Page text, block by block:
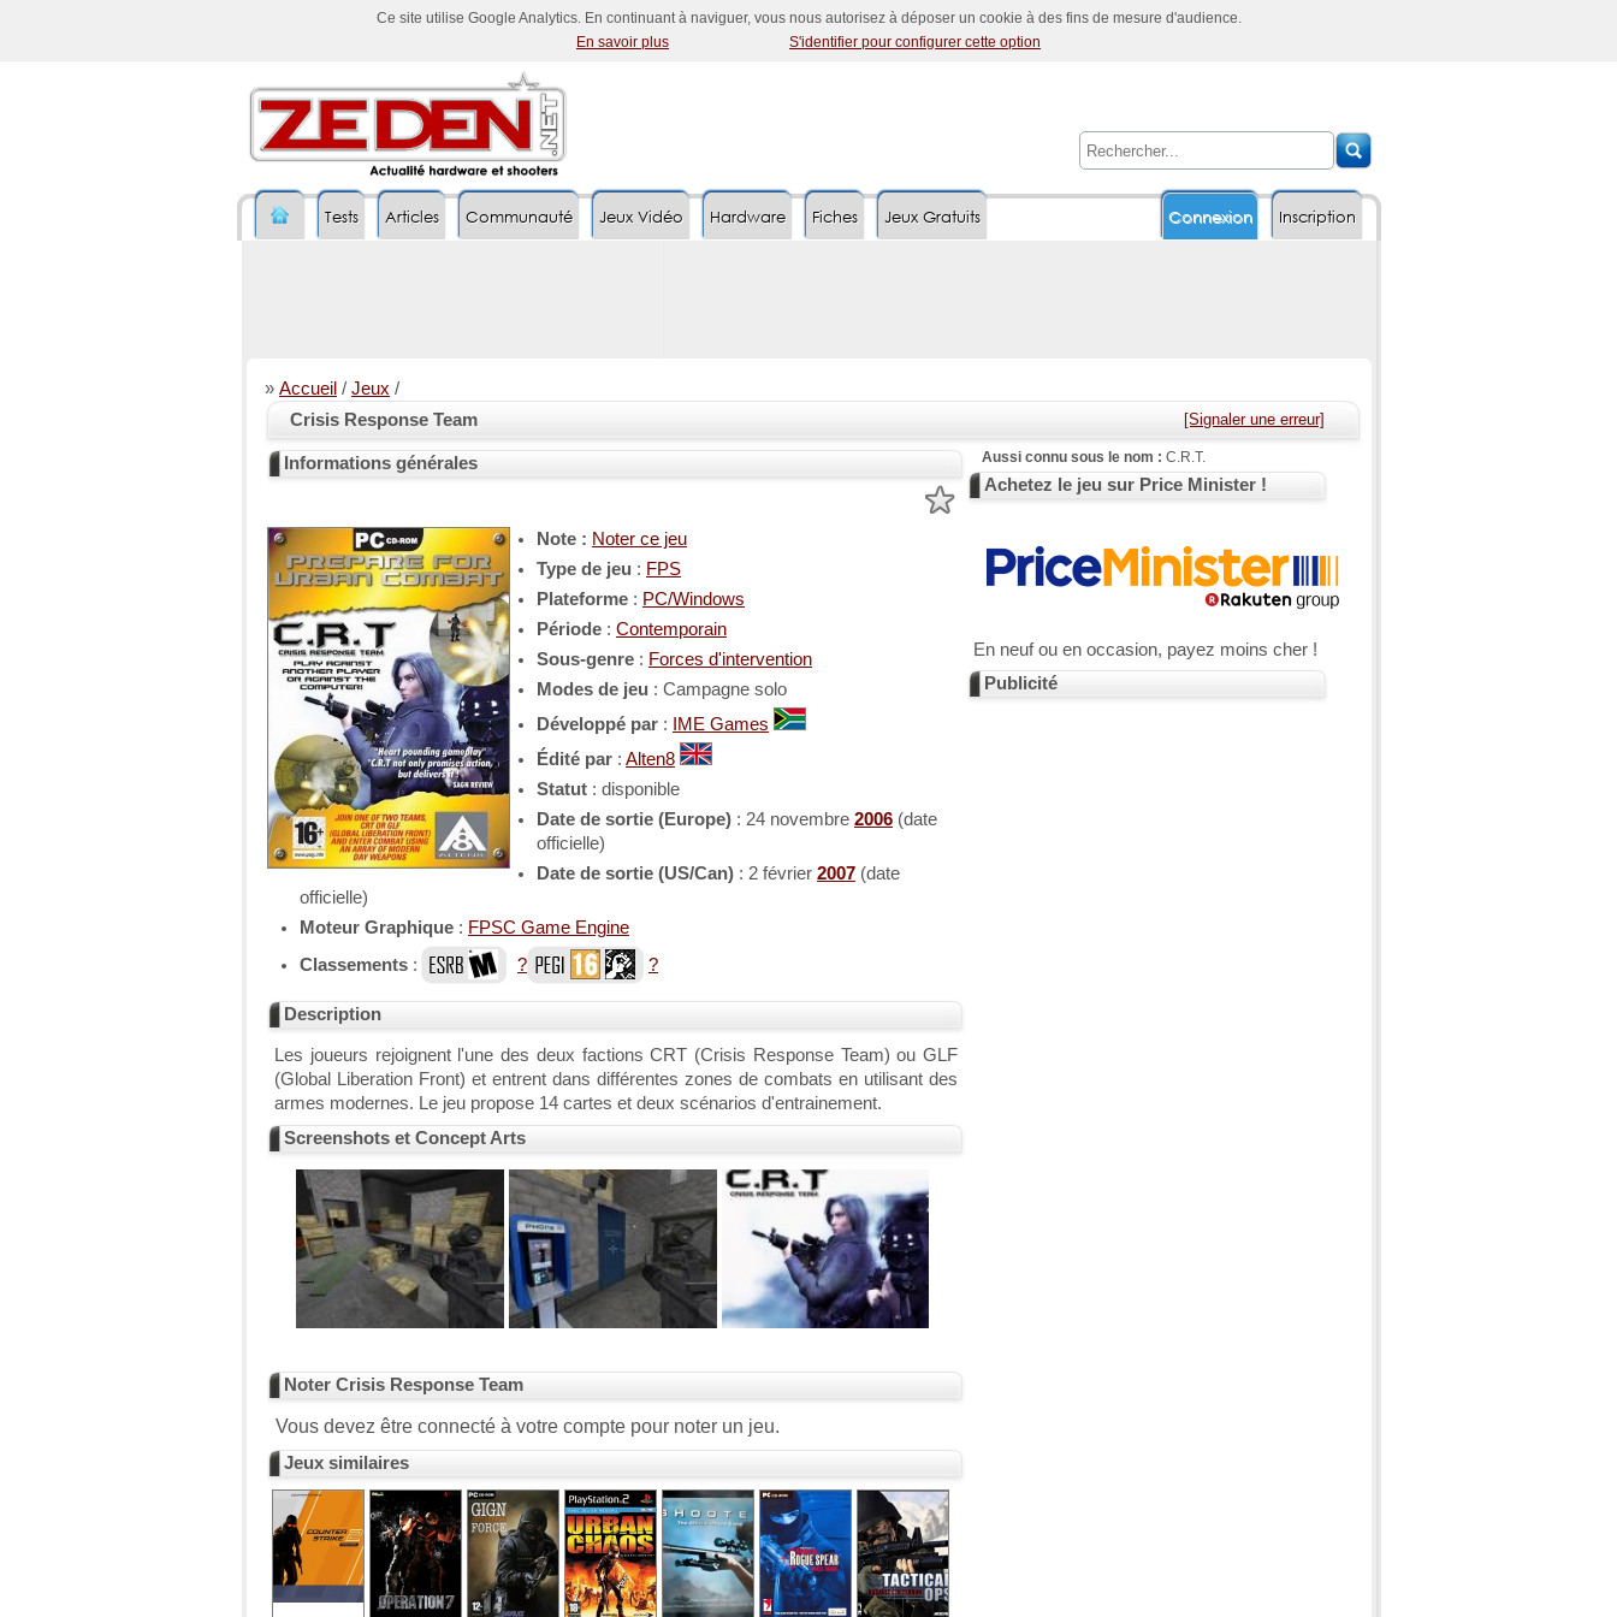
Ce site utilise Google Analytics. En continuant à naviguer, vous nous autorisez à déposer un cookie à des fins de mesure d'audience.
En savoir plus
S'identifier pour configurer cette option
Inscription
Tests Articles Communauté Jeux Vidéo Hardware Fiches Connexion
Jeux Gratuits
» Accueil / Jeux /
[Signaler une erreur]
Crisis Response Team
Aussi connu sous le nom : C.R.T.
Informations générales
Note : Noter ce jeu
Type de jeu : FPS
Plateforme : PC/Windows
Période : Contemporain
Sous-genre : Forces d'intervention
Modes de jeu : Campagne solo
Développé par :
IME Games
Édité par : Alten8
Statut : disponible
Date de sortie (Europe) : 24 novembre 2006 (date
officielle)
Date de sortie (US/Can) : 2 février 2007 (date
officielle)
Moteur Graphique : FPSC Game Engine
Classements : ? ?
Description
Les joueurs rejoignent l'une des deux factions CRT (Crisis Response Team) ou GLF
(Global Liberation Front) et entrent dans différentes zones de combats en utilisant des
armes modernes. Le jeu propose 14 cartes et deux scénarios d'entrainement.
Screenshots et Concept Arts
Noter Crisis Response Team
Vous devez être connecté à votre compte pour noter un jeu.
Jeux similaires
Achetez le jeu sur Price Minister !
En neuf ou en occasion, payez moins cher !
Publicité